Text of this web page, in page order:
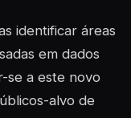
identificar áreas
em dados
se a este novo
alvo de